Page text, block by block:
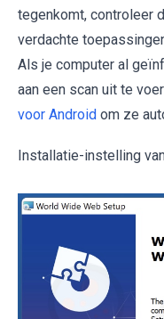
tegenkomt, controleer
verdachte
Als je computer al
aan een scan uit te
voor Android om ze
Installatie-instelling